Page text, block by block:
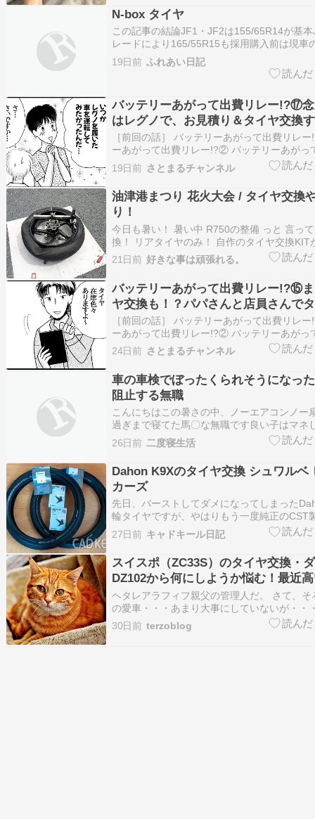
ハウ…
N-box タイヤ
この記事の結論JF1・JF2は155/65R14が基
レードにより165/55R15も採用購入前は現車
ズ確認が最優先N-BOXのタイヤ交換を考えた
の車にはどのサイズのタイヤが合うの？」と
は少なくありません。N-BOXは販売期間が…
19日前 ふれあい日記
バッテリーあがって出費リレー!?⑰
はレグノで、お見積り＆タイヤ交換
［前回の話］ バッテリーあがって出費リレ
ーあがって出費リレー!?② バッテリーあがっ
ー!?③ バッテリーあがって出費リレー!?④ バ
って出費リレー!?⑤ バッテリーあがって出
ッテリーあがって出費リレー!?⑦ バッテリ
19日前 さとまるチャンネル
油津港まつり 花火大会 / タイヤ交換
り！
今日も暑い！ 暑い中 R750の整備 っと 言っ
換！ リアタイヤのみ！ 自作のタイヤ交換KIT
す！ 交換した後はバランスとって 取り付け
る午前中ですが 汗ダラダラ！ そういえば 昨
花火を見に 宮崎へ行っている！ 油津港花火
21日前 好きな事は頑張れる。
バッテリーあがって出費リレー!?⑮
ヤ交換も！？パパさんと店員さんで
はじまり…？
［前回の話］ バッテリーあがって出費リレ
ーあがって出費リレー!?② バッテリーあがっ
ー!?③ バッテリーあがって出費リレー!?④ バ
って出費リレー!?⑤ バッテリーあがって出
ッテリーあがって出費リレー!?⑦ バッテリ
24日前 さとまるチャンネル
車の車検でぼったくられそうになっ
阻止する無職
こんにちはこの暑さの中、ノーエアコンノー
過ぎまで寝てた馬〇な無職です良い子はマネ
´艸｀)さてそんな〇鹿な無職がAmazonプラ
ほど金を使ってしまったのでご紹介・冷蔵庫
６円ポイント利用でかなり安く買えました・
￥２１，…
26日前 二度寝生活
Dahon K9Xのタイヤ交換 シュワルベ
カーズ
先日、バーストしてダメになってしまった
輪タイヤですが、やはりもう一度純正のCST
る気にはなれなかったので、前後とも新しい
ことに
27日前 キャドキール日記
スイスポ（ZC33S）のタイヤ交換・
DZ102から何にしようか悩む！最近
ヘタレアラフィフ親父の管理人だ。 さて、そ
の愛車・・・あまり大事にしていないが・・
イフトスポーツのタイヤ交換を考える時期に
管理人はこのタイヤ交換代をケチるために・
30日前 terzoblog